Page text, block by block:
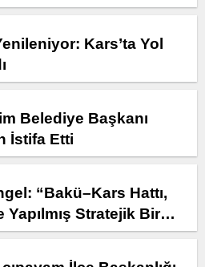
Kars’ta Yol
Belediye Başkanı
İstifa Etti
“Bakü–Kars Hattı,
Yapılmış Stratejik Bir